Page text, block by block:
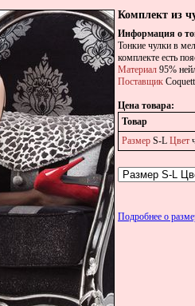
Комплект из
Информация о
Тонкие чулки в
комплекте есть
Материал 95%
Поставщик
Цена товара:
Товар
Размер S-L Цвет
Подробнее о